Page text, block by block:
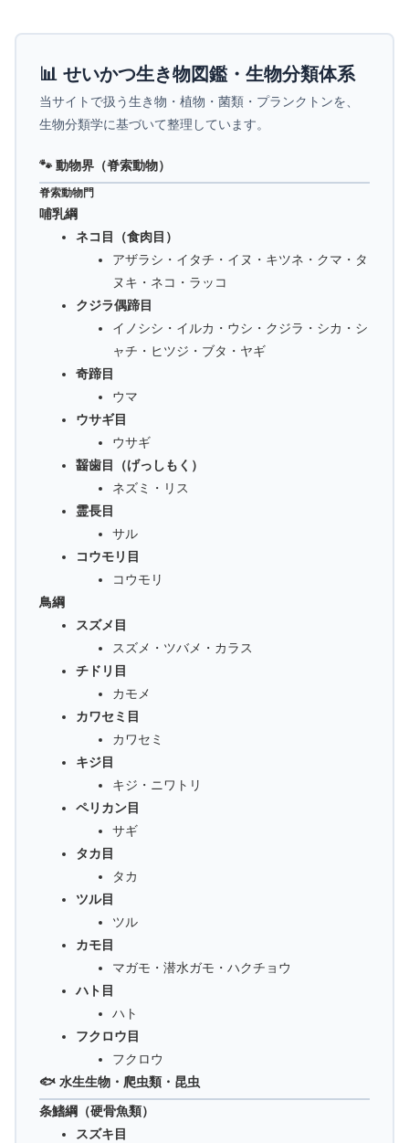
📊 せいかつ生き物図鑑・生物分類体系
当サイトで扱う生き物・植物・菌類・プランクトンを、
生物分類学に基づいて整理しています。
🐾 動物界（脊索動物）
脊索動物門
哺乳綱
ネコ目（食肉目）
アザラシ・イタチ・イヌ・キツネ・クマ・タ
ヌキ・ネコ・ラッコ
クジラ偶蹄目
イノシシ・イルカ・ウシ・クジラ・シカ・シ
ャチ・ヒツジ・ブタ・ヤギ
奇蹄目
ウマ
ウサギ目
ウサギ
齧歯目（げっしもく）
ネズミ・リス
霊長目
サル
コウモリ目
コウモリ
鳥綱
スズメ目
スズメ・ツバメ・カラス
チドリ目
カモメ
カワセミ目
カワセミ
キジ目
キジ・ニワトリ
ペリカン目
サギ
タカ目
タカ
ツル目
ツル
カモ目
マガモ・潜水ガモ・ハクチョウ
ハト目
ハト
フクロウ目
フクロウ
🐟 水生生物・爬虫類・昆虫
条鰭綱（硬骨魚類）
スズキ目